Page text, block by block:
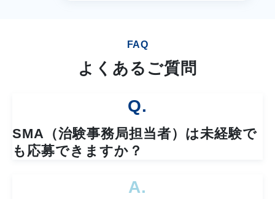
FAQ
よくあるご質問
Q.
SMA（治験事務局担当者）は未経験で
も応募できますか？
A.